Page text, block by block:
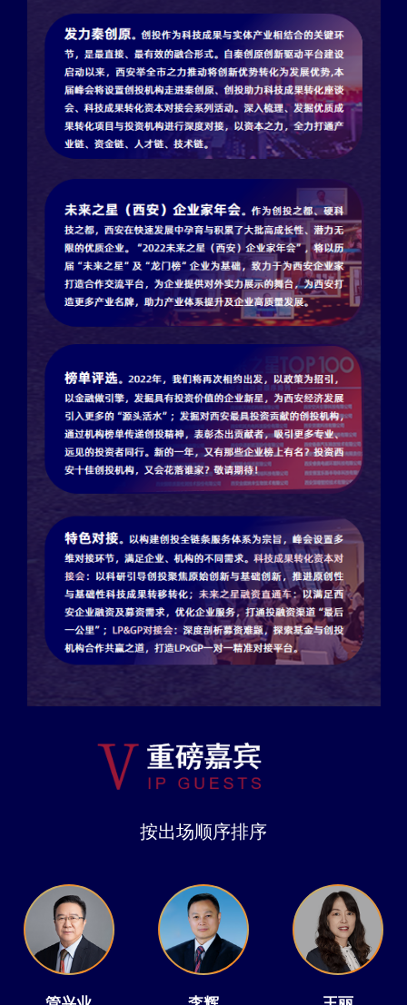
按出场顺序排序